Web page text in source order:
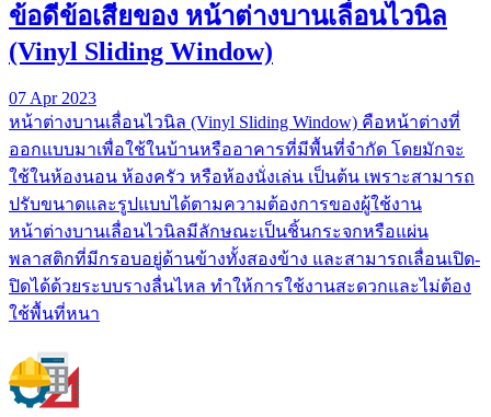
ข้อดีข้อเสียของ หน้าต่างบานเลื่อนไวนิล
(Vinyl Sliding Window)
07 Apr 2023
หน้าต่างบานเลื่อนไวนิล (Vinyl Sliding Window) คือหน้าต่างที่
ออกแบบมาเพื่อใช้ในบ้านหรืออาคารที่มีพื้นที่จำกัด โดยมักจะ
ใช้ในห้องนอน ห้องครัว หรือห้องนั่งเล่น เป็นต้น เพราะสามารถ
ปรับขนาดและรูปแบบได้ตามความต้องการของผู้ใช้งาน
หน้าต่างบานเลื่อนไวนิลมีลักษณะเป็นชิ้นกระจกหรือแผ่น
พลาสติกที่มีกรอบอยู่ด้านข้างทั้งสองข้าง และสามารถเลื่อนเปิด-
ปิดได้ด้วยระบบรางลื่นไหล ทำให้การใช้งานสะดวกและไม่ต้อง
ใช้พื้นที่หนา